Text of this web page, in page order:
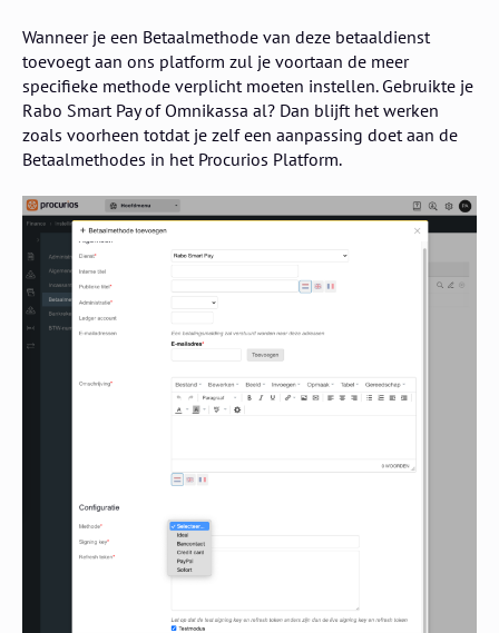
Wanneer je een Betaalmethode van deze betaaldienst
toevoegt aan ons platform zul je voortaan de meer
specifieke methode verplicht moeten instellen. Gebruikte je
Rabo Smart Pay of Omnikassa al? Dan blijft het werken
zoals voorheen totdat je zelf een aanpassing doet aan de
Betaalmethodes in het Procurios Platform.